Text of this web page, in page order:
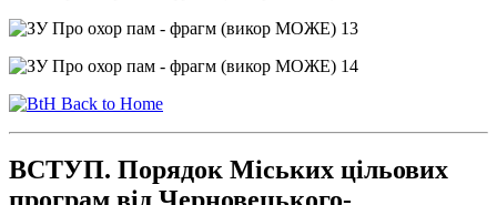
Back to Home
ВСТУП. Порядок Міських цільових